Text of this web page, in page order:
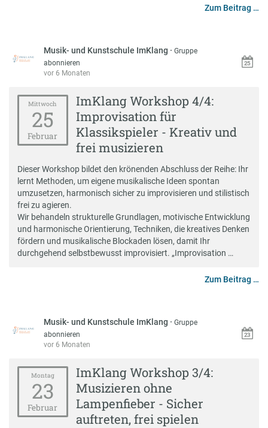
Zum Beitrag …
Musik- und Kunstschule ImKlang ·Gruppe
abonnieren
vor 6 Monaten
Mittwoch
25
Februar
ImKlang Workshop 4/4:
Improvisation für
Klassikspieler - Kreativ und
frei musizieren
Dieser Workshop bildet den krönenden Abschluss der Reihe: Ihr
lernt Methoden, um eigene musikalische Ideen spontan
umzusetzen, harmonisch sicher zu improvisieren und stilistisch
frei zu agieren.
Wir behandeln strukturelle Grundlagen, motivische Entwicklung
und harmonische Orientierung, Techniken, die kreatives Denken
fördern und musikalische Blockaden lösen, damit Ihr
durchgehend selbstbewusst improvisiert. „Improvisation …
Zum Beitrag …
Musik- und Kunstschule ImKlang ·Gruppe
abonnieren
vor 6 Monaten
Montag
23
Februar
ImKlang Workshop 3/4:
Musizieren ohne
Lampenfieber - Sicher
auftreten, frei spielen